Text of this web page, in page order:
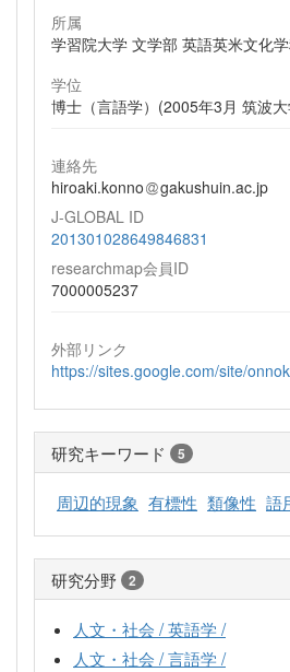
所属
学習院大学 文学部 英語英米文化
学位
博士（言語学）(2005年3月 筑波
連絡先
hiroaki.konno
gakushuin.ac.jp
J-GLOBAL ID
201301028649846831
researchmap会員ID
7000005237
外部リンク
https://sites.google.com/site/
研究キーワード 5
周辺的現象 有標性 類像性 語
研究分野 2
人文・社会 / 英語学 /
人文・社会 / 言語学 /